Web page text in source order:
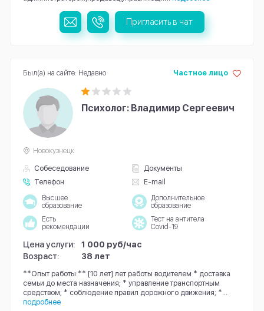
Пригласить в чат
Психолог: Владимир Сергеевич
Собеседование
Документы
Телефон
E-mail
Частное лицо
Новокузнецк
Высшее
образование
Дополнительное
образование
Есть
рекомендации
Тест на антитела
Covid-19
Цена услуги:
1 000 руб/час
Возраст:
38 лет
**Опыт работы:** [10 лет] лет работы водителем * доставка
семьи до места назначения; * управление транспортным
средством; * соблюдение правил дорожного движения; *...
подробнее
Был(а) на сайте: Недавно